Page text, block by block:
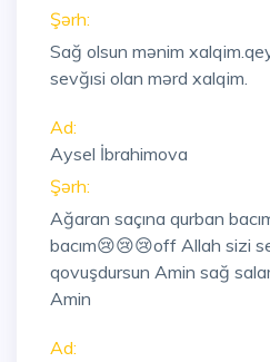
Şərh:
Sağ olsun mənim
sevğısi olan mərd xalqim.
Ad:
Aysel İbrahimova
Şərh:
Ağaran saçına qurban
bacım😢😢😢off Allah sizi
qovuşdursun Amin sağ
Amin
Ad: